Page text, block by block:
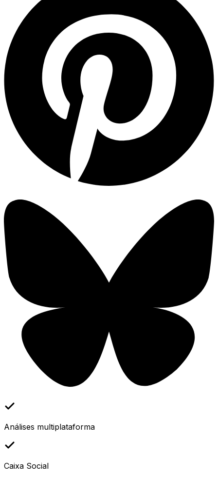
Análises multiplataforma
Caixa Social